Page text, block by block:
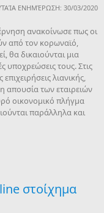
ΕΝΗΜΈΡΩΣΗ: 30/03/2020
ανακοίνωσε πως οι
από τον κορωναϊό,
θα δικαιούνται μια
υποχρεώσεις τους. Στις
λιανικής,
απουσία των εταιρειών
οικονομικό πλήγμα
παράλληλα και
στοίχημα